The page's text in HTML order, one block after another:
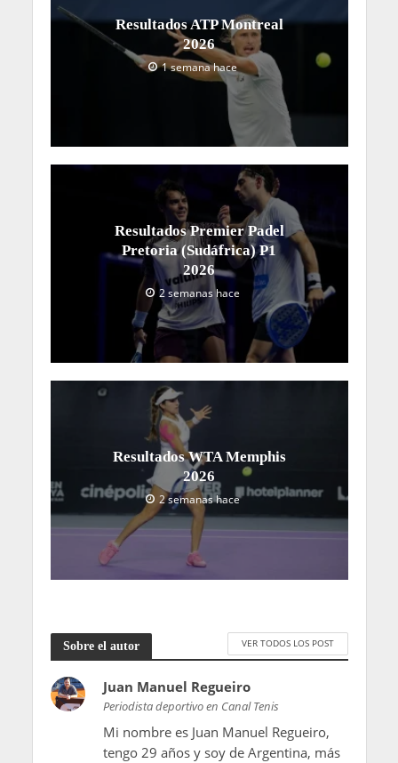
Resultados ATP Montreal
2026
1 semana hace
Resultados Premier Padel
Pretoria (Sudáfrica) P1
2026
2 semanas hace
Resultados WTA Memphis
2026
2 semanas hace
Sobre el autor VER TODOS LOS POST
Juan Manuel Regueiro
Periodista deportivo en Canal Tenis
Mi nombre es Juan Manuel Regueiro,
tengo 29 años y soy de Argentina, más